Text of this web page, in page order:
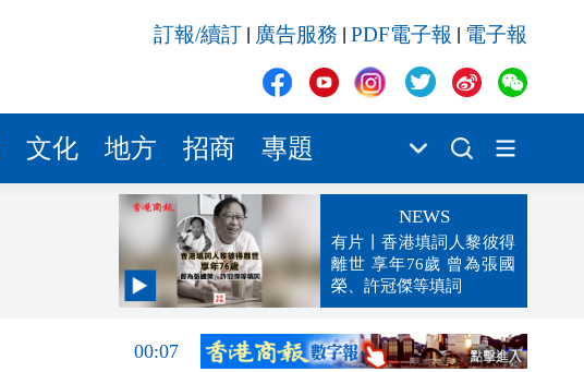
訂報/續訂 廣告服務 PDF電子報 電子報
文化 地方 招商 專題
NEWS
有片丨香港填詞人黎彼得
離世 享年76歲 曾為張國
榮、許冠傑等填詞
00:19
00:07